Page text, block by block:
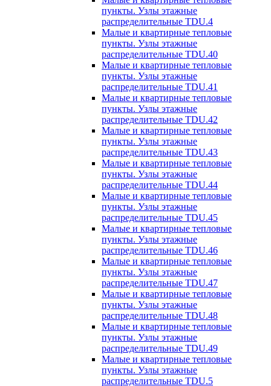
пункты. Узлы этажные
распределительные TDU.4
Малые и квартирные тепловые
пункты. Узлы этажные
распределительные TDU.40
Малые и квартирные тепловые
пункты. Узлы этажные
распределительные TDU.41
Малые и квартирные тепловые
пункты. Узлы этажные
распределительные TDU.42
Малые и квартирные тепловые
пункты. Узлы этажные
распределительные TDU.43
Малые и квартирные тепловые
пункты. Узлы этажные
распределительные TDU.44
Малые и квартирные тепловые
пункты. Узлы этажные
распределительные TDU.45
Малые и квартирные тепловые
пункты. Узлы этажные
распределительные TDU.46
Малые и квартирные тепловые
пункты. Узлы этажные
распределительные TDU.47
Малые и квартирные тепловые
пункты. Узлы этажные
распределительные TDU.48
Малые и квартирные тепловые
пункты. Узлы этажные
распределительные TDU.49
Малые и квартирные тепловые
пункты. Узлы этажные
распределительные TDU.5